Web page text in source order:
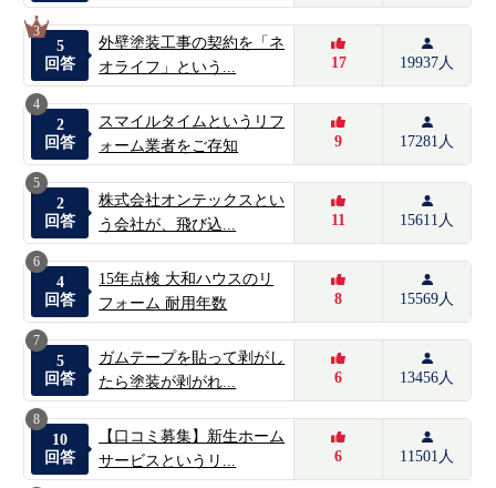
3
5
回答
外壁塗装工事の契約を「ネ
オライフ」という...
17 19937人
4
2
回答
スマイルタイムというリフ
ォーム業者をご存知
9 17281人
5
2
回答
株式会社オンテックスとい
う会社が、飛び込...
11 15611人
6
4
回答
15年点検 大和ハウスのリ
フォーム 耐用年数
8 15569人
7
5
回答
ガムテープを貼って剥がし
たら塗装が剥がれ...
6 13456人
8
10
回答
【口コミ募集】新生ホーム
サービスというリ...
6 11501人